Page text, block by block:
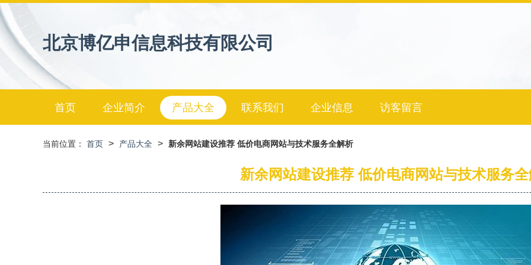
北京博亿申信息科技有限公司
首页 企业简介 产品大全 联系我们 企业信息 访客留言
当前位置： 首页 > 产品大全 > 新余网站建设推荐 低价电商网站与技术服务全解析
新余网站建设推荐 低价电商网站与技术服务